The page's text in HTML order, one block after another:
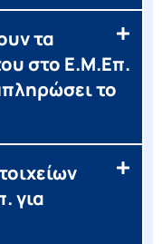
τα
στο Ε.Μ.Επ.
το
για